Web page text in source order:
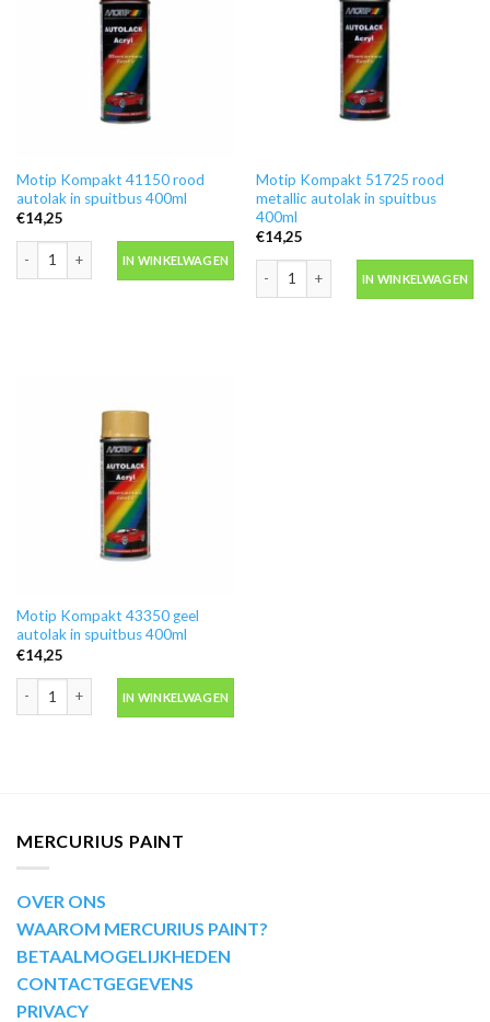
Motip Kompakt 41150 rood
autolak in spuitbus 400ml
€14,25
Motip Kompakt 41150 rood autolak in spuitbus 400ml aantal
IN WINKELWAGEN
Motip Kompakt 51725 rood
metallic autolak in spuitbus
400ml
€14,25
Motip Kompakt 51725 rood metallic
IN WINKELWAGEN
Motip Kompakt 43350 geel
autolak in spuitbus 400ml
€14,25
IN WINKELWAGEN
MERCURIUS PAINT
OVER ONS
WAAROM MERCURIUS PAINT?
BETAALMOGELIJKHEDEN
CONTACTGEGEVENS
PRIVACY